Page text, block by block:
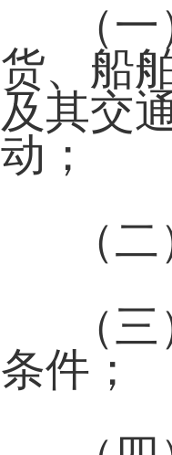
（
货、船
及其交
动；
（
（
条件；